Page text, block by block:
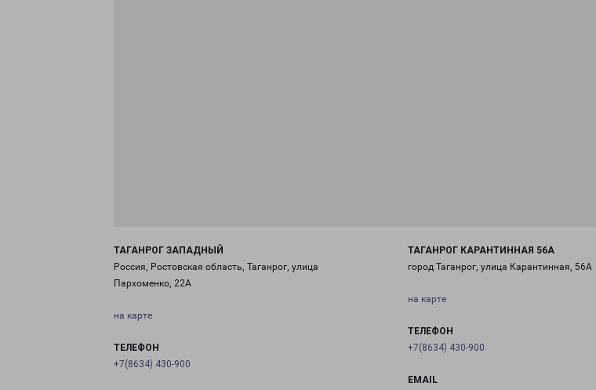
ТАГАНРОГ ЗАПАДНЫЙ
Россия, Ростовская область, Таганрог, улица
Пархоменко, 22А
на карте
ТЕЛЕФОН
+7(8634) 430-900
ТАГАНРОГ КАРАНТИННАЯ 56А
город Таганрог, улица Карантинная, 56А
на карте
ТЕЛЕФОН
+7(8634) 430-900
EMAIL